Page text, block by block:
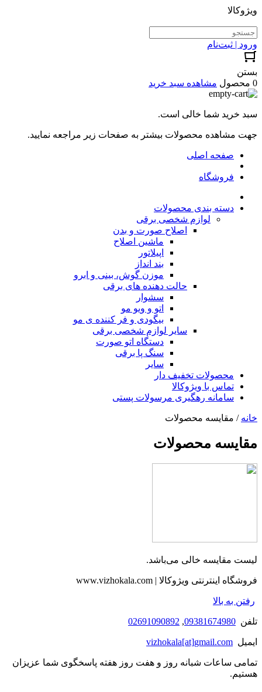
ویژوکالا
ورود | ثبت‌نام
بستن
0 محصول
مشاهده سبد خرید
سبد خرید شما خالی است.
جهت مشاهده محصولات بیشتر به صفحات زیر مراجعه نمایید.
صفحه اصلی
فروشگاه
دسته بندی محصولات
لوازم شخصی برقی
اصلاح صورت و بدن
ماشین اصلاح
اپیلاتور
بند انداز
موزن گوش، بینی و ابرو
حالت دهنده های برقی
سشوار
اتو و ویو مو
بیگودی و فر کننده ی مو
سایر لوازم شخصی برقی
دستگاه اتو صورت
سنگ پا برقی
سایر
محصولات تخفیف دار
تماس با ویژوکالا
سامانه رهگیری مرسولات پستی
خانه / مقایسه محصولات
مقایسه محصولات
لیست مقایسه خالی می‌باشد.
فروشگاه اینترنتی ویژوکالا | www.vizhokala.com
رفتن به بالا
تلفن 09381674980
,
02691090892
ایمیل vizhokala[at]gmail.com
تمامی ساعات شبانه روز و هفت روز هفته پاسخگوی شما عزیزان
هستیم.